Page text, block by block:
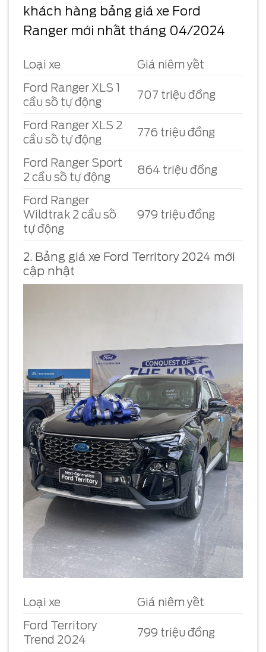
khách hàng bảng giá xe Ford
Ranger mới nhất tháng 04/2024
Loại xe
Giá niêm yết
Ford Ranger XLS 1
cầu số tự động
707 triệu đồng
Ford Ranger XLS 2
cầu số tự động
776 triệu đồng
Ford Ranger Sport
2 cầu số tự động
864 triệu đồng
Ford Ranger
Wildtrak 2 cầu số
tự động
979 triệu đồng
2. Bảng giá xe Ford Territory 2024 mới
cập nhật
Loại xe
Giá niêm yết
Ford Territory
Trend 2024
799 triệu đồng